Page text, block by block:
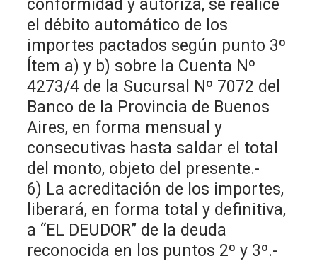
conformidad y autoriza, se realice
el débito automático de los
importes pactados según punto 3º
Ítem a) y b) sobre la Cuenta Nº
4273/4 de la Sucursal Nº 7072 del
Banco de la Provincia de Buenos
Aires, en forma mensual y
consecutivas hasta saldar el total
del monto, objeto del presente.-
6) La acreditación de los importes,
liberará, en forma total y definitiva,
a “EL DEUDOR” de la deuda
reconocida en los puntos 2º y 3º.-